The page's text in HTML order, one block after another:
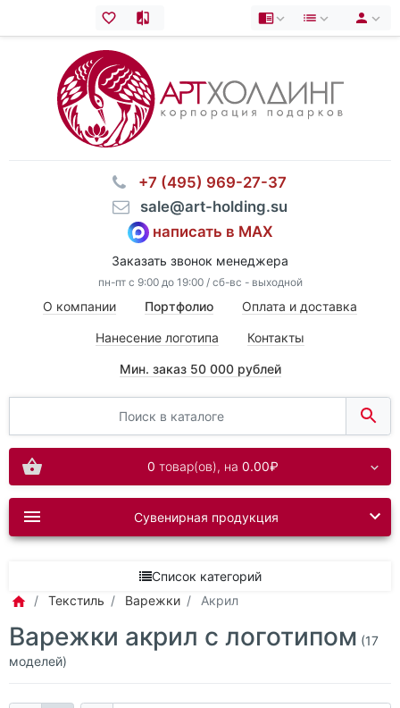
⠀+7 (495) 969-27-37
⠀sale@art-holding.su
написать в MAX
Заказать звонок менеджера
пн-пт с 9:00 до 19:00 / сб-вс - выходной
О компании Портфолио Оплата и доставка
Нанесение логотипа Контакты
Мин. заказ 50 000 рублей
0 товар(ов), на 0.00₽
Сувенирная продукция
Список категорий
Текстиль
Варежки Акрил
Варежки акрил с логотипом (17
моделей)